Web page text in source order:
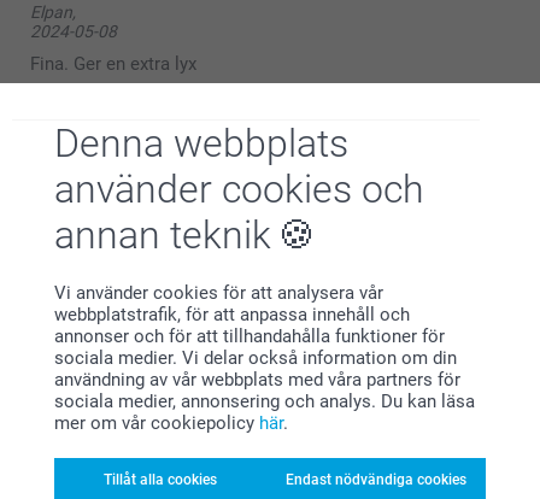
Denna webbplats
använder cookies och
annan teknik
Vi använder cookies för att analysera vår
webbplatstrafik, för att anpassa innehåll och
annonser och för att tillhandahålla funktioner för
sociala medier. Vi delar också information om din
användning av vår webbplats med våra partners för
sociala medier, annonsering och analys. Du kan läsa
mer om vår cookiepolicy här.
Tillåt alla cookies Endast nödvändiga cookies
Elpan,
2024-05-08
Fina. Ger en extra lyx
2024-05-10
13:43
Stort tack för dina 4 stjärnor och omdöme, kul att du
Vi önskar dig en trevlig helg!
Varma hälsningar,
Kirsi @smartphoto
Hanna,
Superfina. Piffar upp vilket kuvert/paket som helst. Det som
inte är tillfredsställande är leveranstiden. Orimlig lång
leveranstid.
Visa mer